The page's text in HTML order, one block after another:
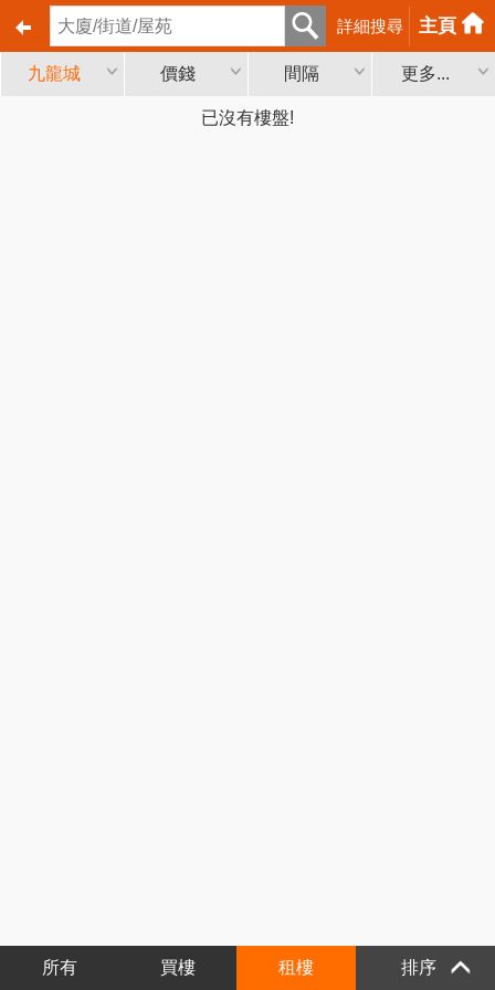
詳細搜尋 主頁
九龍城 價錢 間隔 更多...
已沒有樓盤!
所有 買樓 租樓 排序